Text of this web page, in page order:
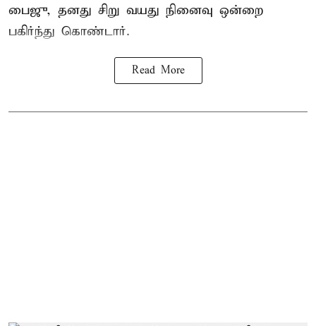
பைஜு, தனது சிறு வயது நினைவு ஒன்றை
பகிர்ந்து கொண்டார்.
Read More